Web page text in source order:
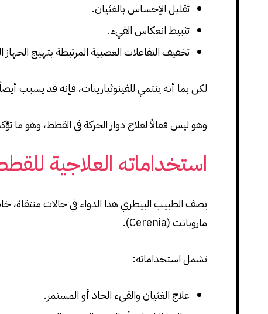
تقليل الإحساس بالغثيان.
تثبيط انعكاس القيء.
تخفيف التفاعلات العصبية المرتبطة بتهيج
لكن بما أنه ينتمي للفينوثيازينات، فإنه قد يسبب
وهو ليس فعالاً لعلاج دوار الحركة في القطط، وهو ما
استخداماته العلاجية
يصف الطبيب البيطري هذا الدواء في حالات منتقاة،
ماروبانت (Cerenia).
تشمل استخداماته:
علاج الغثيان والقيء الحاد أو المستمر.